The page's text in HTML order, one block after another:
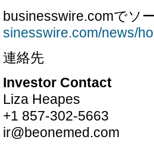
businesswire.comでソ
sinesswire.com/news/
連絡先
Investor Contact
Liza Heapes
+1 857-302-5663
ir@beonemed.com